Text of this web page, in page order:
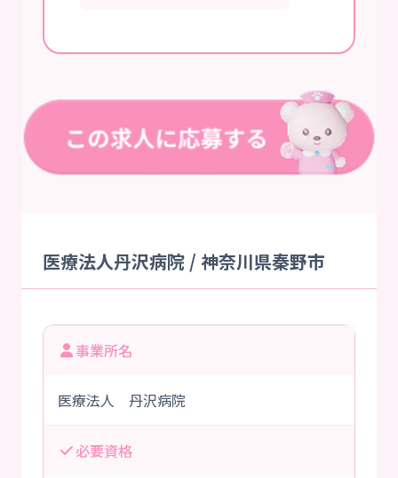
医療法人丹沢病院 / 神奈川県秦野市
事業所名
医療法人 丹沢病院
必要資格